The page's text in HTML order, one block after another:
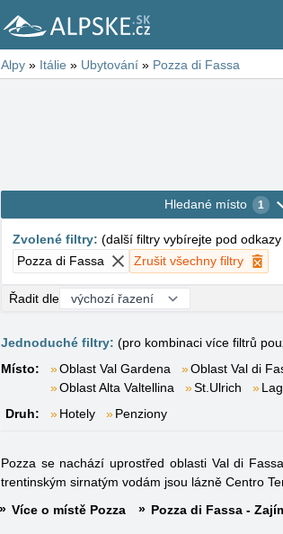
Alpy » Itálie » Ubytování » Pozza di Fassa
Hledané místo 1
Zvolené filtry: (další filtry vybírejte pod
Pozza di Fassa
Zrušit všechny filtry
Řadit dle
Jednoduché filtry: (pro kombinaci více filtrů
Místo:
Oblast Val Gardena Oblast Val di
Oblast Alta Valtellina
St.Ulrich
Druh:
Hotely Penziony
Pozza se nachází uprostřed oblasti Val di
trentinským sirnatým vodám jsou lázně Centro
Více o místě Pozza
Pozza di Fassa -